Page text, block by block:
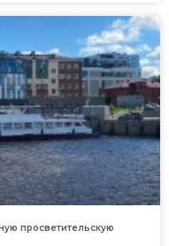
просветительскую